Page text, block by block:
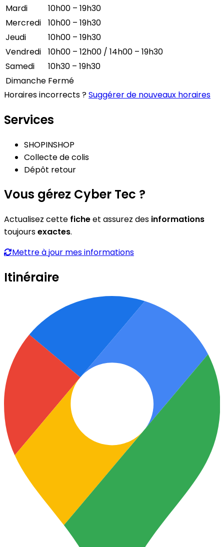
Mardi
10h00 – 19h30
Mercredi
10h00 – 19h30
Jeudi
10h00 – 19h30
Vendredi
10h00 – 12h00 / 14h00 – 19h30
Samedi
10h30 – 19h30
Dimanche Fermé
Horaires incorrects ?Suggérer de nouveaux horaires
Services
SHOPINSHOP
Collecte de colis
Dépôt retour
Vous gérez Cyber Tec ?
Actualisez cette ficheet assurez des informations
toujoursexactes.
Mettre à jour mes informations
Itinéraire